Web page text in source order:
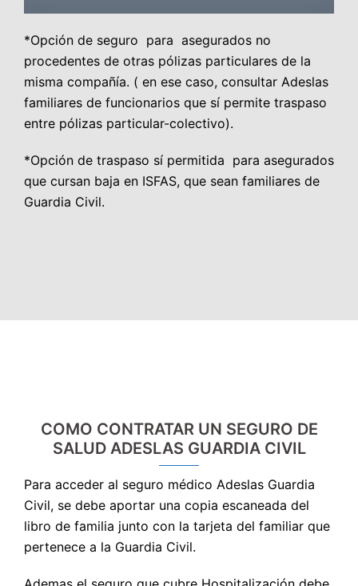
*Opción de seguro para asegurados no
procedentes de otras pólizas particulares de la
misma compañía. ( en ese caso, consultar Adeslas
familiares de funcionarios que sí permite traspaso
entre pólizas particular-colectivo).
*Opción de traspaso sí permitida para asegurados
que cursan baja en ISFAS, que sean familiares de
Guardia Civil.
COMO CONTRATAR UN SEGURO DE
SALUD ADESLAS GUARDIA CIVIL
Para acceder al seguro médico Adeslas Guardia
Civil, se debe aportar una copia escaneada del
libro de familia junto con la tarjeta del familiar que
pertenece a la Guardia Civil.